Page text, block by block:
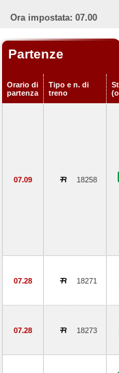
Ora impostata: 07.00
Partenze
Orario di
partenza
Tipo e n. di
treno
07.09 18258
07.28 18271
07.28 18273